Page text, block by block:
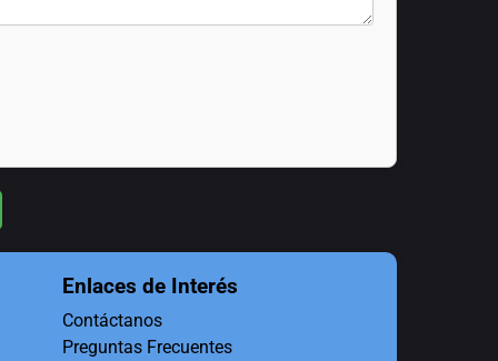
Enlaces de Interés
Contáctanos
Preguntas Frecuentes